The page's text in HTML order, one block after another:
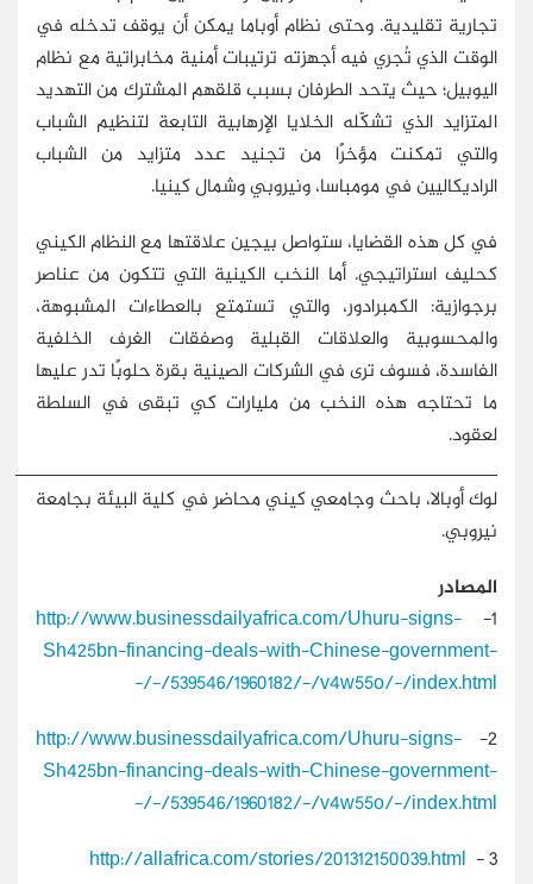
تجارية تقليدية. وحتى نظام أوباما يمكن أن يوقف تدخله في
الوقت الذي تُجري فيه أجهزته ترتيبات أمنية مخابراتية مع نظام
اليوبيل؛ حيث يتحد الطرفان بسبب قلقهم المشترك من التهديد
المتزايد الذي تشكّله الخلايا الإرهابية التابعة لتنظيم الشباب
والتي تمكنت مؤخرًا من تجنيد عدد متزايد من الشباب
الراديكاليين في مومباسا، ونيروبي وشمال كينيا.
في كل هذه القضايا، ستواصل بيجين علاقتها مع النظام الكيني
كحليف استراتيجي. أما النخب الكينية التي تتكون من عناصر
برجوازية: الكمبرادور، والتي تستمتع بالعطاءات المشبوهة،
والمحسوبية والعلاقات القبلية وصفقات الغرف الخلفية
الفاسدة، فسوف ترى في الشركات الصينية بقرة حلوبًا تدر عليها
ما تحتاجه هذه النخب من مليارات كي تبقى في السلطة
لعقود.
_____________________________________________
لوك أوبالا، باحث وجامعي كيني محاضر في كلية البيئة بجامعة
نيروبي.
المصادر
1-
http://www.businessdailyafrica.com/Uhuru-signs-
Sh425bn-financing-deals-with-Chinese-government-
-/-/539546/1960182/-/v4w55o/-/index.html
2-
http://www.businessdailyafrica.com/Uhuru-signs-
Sh425bn-financing-deals-with-Chinese-government-
-/-/539546/1960182/-/v4w55o/-/index.html
3 -
http://allafrica.com/stories/201312150039.html